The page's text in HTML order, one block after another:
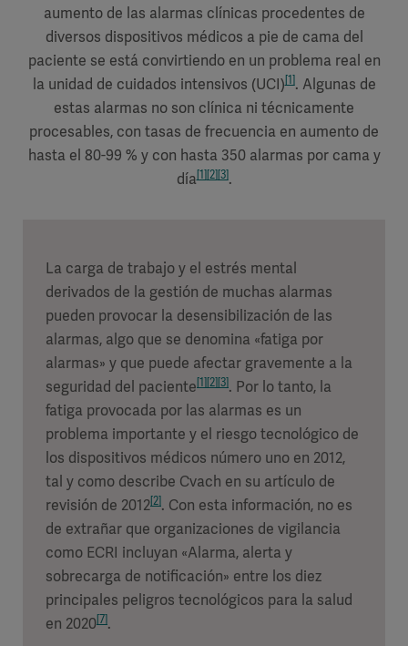
aumento de las alarmas clínicas procedentes de
diversos dispositivos médicos a pie de cama del
paciente se está convirtiendo en un problema real en
la unidad de cuidados intensivos (UCI)[1]. Algunas de
estas alarmas no son clínica ni técnicamente
procesables, con tasas de frecuencia en aumento de
hasta el 80-99 % y con hasta 350 alarmas por cama y
día[1][2][3].
La carga de trabajo y el estrés mental
derivados de la gestión de muchas alarmas
pueden provocar la desensibilización de las
alarmas, algo que se denomina «fatiga por
alarmas» y que puede afectar gravemente a la
seguridad del paciente[1][2][3]. Por lo tanto, la
fatiga provocada por las alarmas es un
problema importante y el riesgo tecnológico de
los dispositivos médicos número uno en 2012,
tal y como describe Cvach en su artículo de
revisión de 2012[2]. Con esta información, no es
de extrañar que organizaciones de vigilancia
como ECRI incluyan «Alarma, alerta y
sobrecarga de notificación» entre los diez
principales peligros tecnológicos para la salud
en 2020[7].